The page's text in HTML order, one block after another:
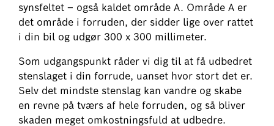
synsfeltet – også kaldet område A. Område A er
det område i forruden, der sidder lige over rattet
i din bil og udgør 300 x 300 millimeter.
Som udgangspunkt råder vi dig til at få udbedret
stenslaget i din forrude, uanset hvor stort det er.
Selv det mindste stenslag kan vandre og skabe
en revne på tværs af hele forruden, og så bliver
skaden meget omkostningsfuld at udbedre.